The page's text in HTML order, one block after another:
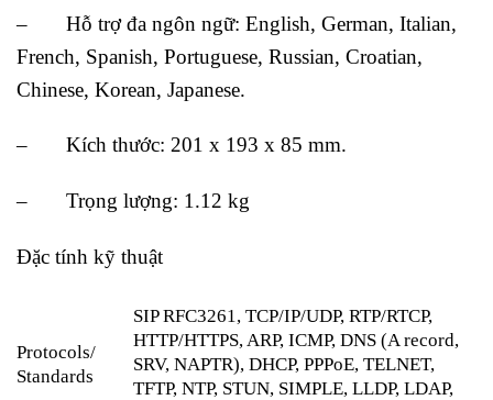
– Hỗ trợ đa ngôn ngữ: English, German, Italian,
French, Spanish, Portuguese, Russian, Croatian,
Chinese, Korean, Japanese.
– Kích thước: 201 x 193 x 85 mm.
– Trọng lượng: 1.12 kg
Đặc tính kỹ thuật
Protocols/
Standards
SIP RFC3261, TCP/IP/UDP, RTP/RTCP,
HTTP/HTTPS, ARP, ICMP, DNS (A record,
SRV, NAPTR), DHCP, PPPoE, TELNET,
TFTP, NTP, STUN, SIMPLE, LLDP, LDAP,